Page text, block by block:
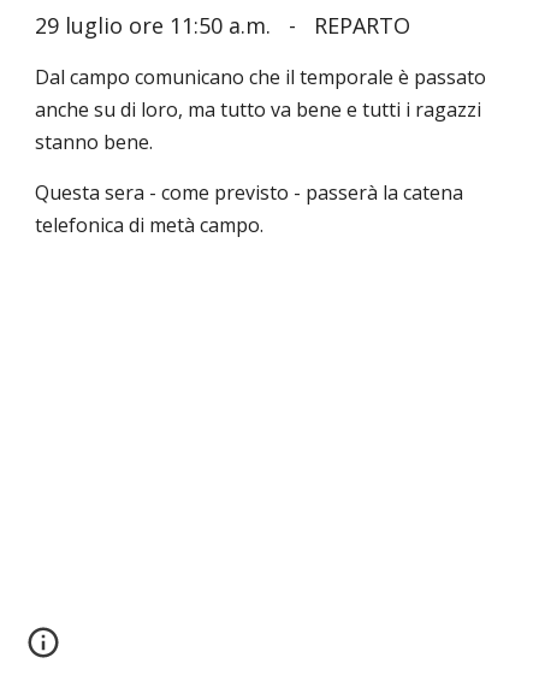
29 luglio ore 11:50 a.m. - REPARTO
Dal campo comunicano che il temporale è passato
anche su di loro, ma tutto va bene e tutti i ragazzi
stanno bene.
Questa sera - come previsto - passerà la catena
telefonica di metà campo.